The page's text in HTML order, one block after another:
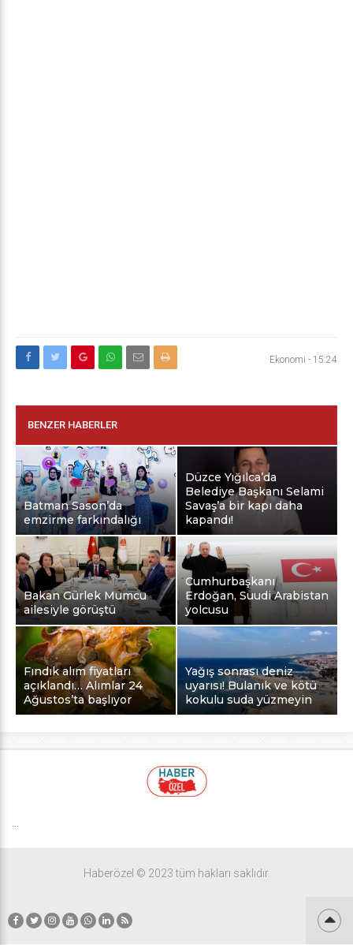
Ekonomi - 15:24
BENZER HABERLER
Batman Sason’da
emzirme farkındalığı
Düzce Yığılca’da
Belediye Başkanı Selami
Savaş’a bir kapı daha
kapandı!
Bakan Gürlek Mumcu
ailesiyle görüştü
Cumhurbaşkanı
Erdoğan, Suudi Arabistan
yolcusu
Fındık alım fiyatları
açıklandı… Alımlar 24
Ağustos’ta başlıyor
Yağış sonrası deniz
uyarısı! Bulanık ve kötü
kokulu suda yüzmeyin
Haberözel © 2023 tüm hakları saklıdır.